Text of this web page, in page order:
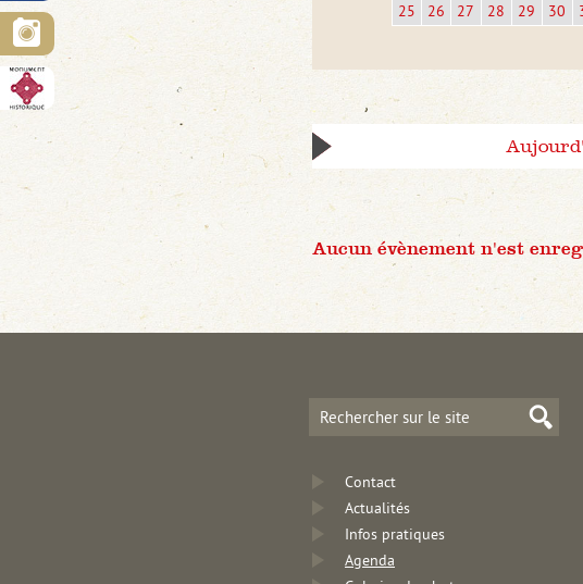
25
26 27 28 29 30
Aucun évènement n'est
Contact
Actualités
Infos pratiques
Agenda